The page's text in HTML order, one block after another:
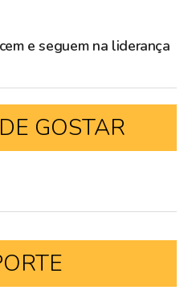
e seguem na liderança
GOSTAR